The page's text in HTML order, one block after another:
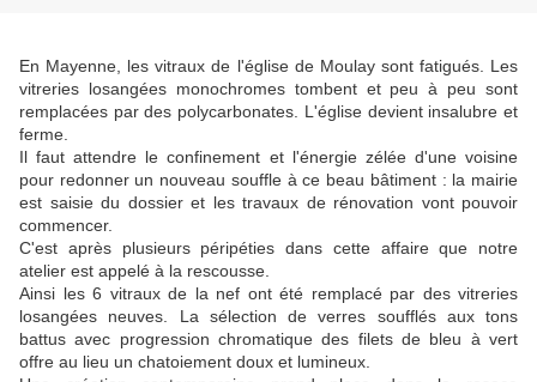
En Mayenne, les vitraux de l'église de Moulay sont fatigués. Les
vitreries losangées monochromes tombent et peu à peu sont
remplacées par des polycarbonates. L'église devient insalubre et
ferme.
Il faut attendre le confinement et l'énergie zélée d'une voisine
pour redonner un nouveau souffle à ce beau bâtiment : la mairie
est saisie du dossier et les travaux de rénovation vont pouvoir
commencer.
C'est après plusieurs péripéties dans cette affaire que notre
atelier est appelé à la rescousse.
Ainsi les 6 vitraux de la nef ont été remplacé par des vitreries
losangées neuves. La sélection de verres soufflés aux tons
battus avec progression chromatique des filets de bleu à vert
offre au lieu un chatoiement doux et lumineux.